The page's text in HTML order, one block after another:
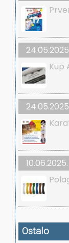
Kup
Ostalo